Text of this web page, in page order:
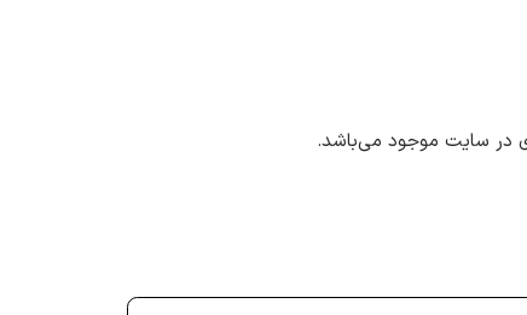
در سایت موجود می‌باشد.